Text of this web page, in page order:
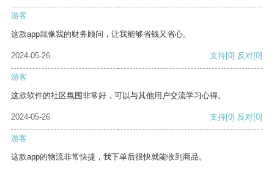
游客
这款app就像我的财务顾问，让我能够省钱又省心。
2024-05-26 支持[0] 反对[0]
游客
这款软件的社区氛围非常好，可以与其他用户交流学习心得。
2024-05-26 支持[0] 反对[0]
游客
这款app的物流非常快捷，我下单后很快就能收到商品。